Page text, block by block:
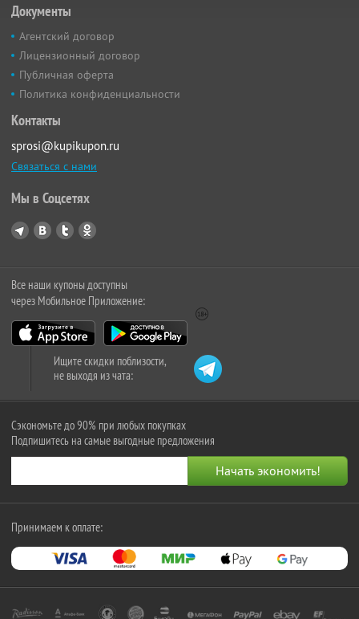
Документы
Агентский договор
Лицензионный договор
Публичная оферта
Политика конфиденциальности
Контакты
sprosi@kupikupon.ru
Связаться с нами
Мы в Соцсетях
Все наши купоны доступны
через Мобильное Приложение:
Ищите скидки поблизости,
не выходя из чата:
Сэкономьте до 90% при любых покупках
Подпишитесь на самые выгодные предложения
Принимаем к оплате: